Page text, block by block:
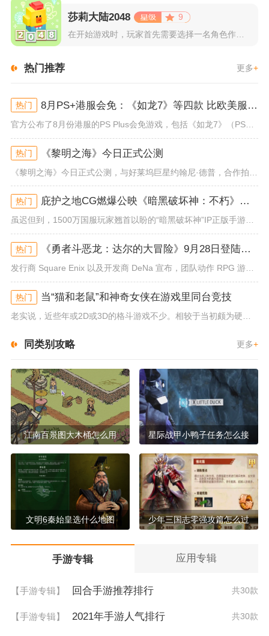
莎莉大陆2048
9
热门推荐 更多+
热门 8月PS+港服会免：《如龙7》等四款 比欧美服多一款
官方公布了8月份港服的PS Plus会免游戏，包括《如龙7》（PS4/PS5）、《小小梦魇》（PS4）、《托尼霍克职业滑...
热门 《黎明之海》今日正式公测
热门 庇护之地CG燃爆公映《暗黑破坏神：不朽》今日全平台上线
虽迟但到，1500万国服玩家翘首以盼的“暗黑破坏神”IP正版手游《暗黑破坏神：不朽》已于今日全平台上线！动作RPG王者再...
热门 《勇者斗恶龙：达尔的大冒险》9月28日登陆苹果谷歌应用商店
发行商 Square Enix 以及开发商 DeNa 宣布，团队动作 RPG 游戏《勇者斗恶龙：达尔的大冒险 魂之绊》将...
热门 当“猫和老鼠”和神奇女侠在游戏里同台竞技
同类别攻略 更多+
江南百景图大木桶怎么用 星际战甲小鸭子任务怎么接
文明6秦始皇选什么地图 少年三国志零强攻篇怎么过
手游专辑 应用专辑
【手游专辑】 回合手游推荐排行 共30款
【手游专辑】 2021年手游人气排行 共30款